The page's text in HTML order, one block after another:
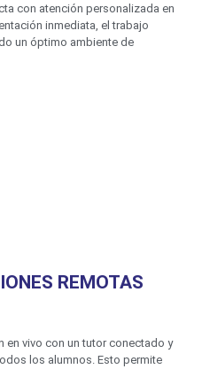
con atención personalizada en
inmediata, el trabajo
un óptimo ambiente de
REMOTAS
en vivo con un tutor conectado y
los alumnos. Esto permite